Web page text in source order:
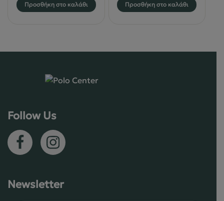
Προσθήκη στο καλάθι Προσθήκη στο καλάθι
Follow Us
Newsletter